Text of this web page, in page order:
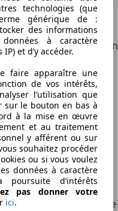
technologies (que
générique de :
des informations
à caractère
et d’y accéder.
faire apparaître une
de vos intérêts,
l’utilisation que
sur le bouton en bas à
à la mise en œuvre
et au traitement
y afférent ou sur
souhaitez procéder
ou si vous voulez
données à caractère
d’intérêts
pas donner votre
ici.
diminuent.
et ne nécessite plus
les segments de piston
plus fluidesau fur et
en réactivité après
de conduite.
sa voiture
de maximiser
et de garantir des
par le constructeur
de chaque modèle